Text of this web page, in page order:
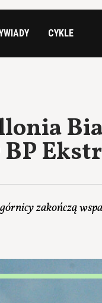
CYKLE
BP
zakończą